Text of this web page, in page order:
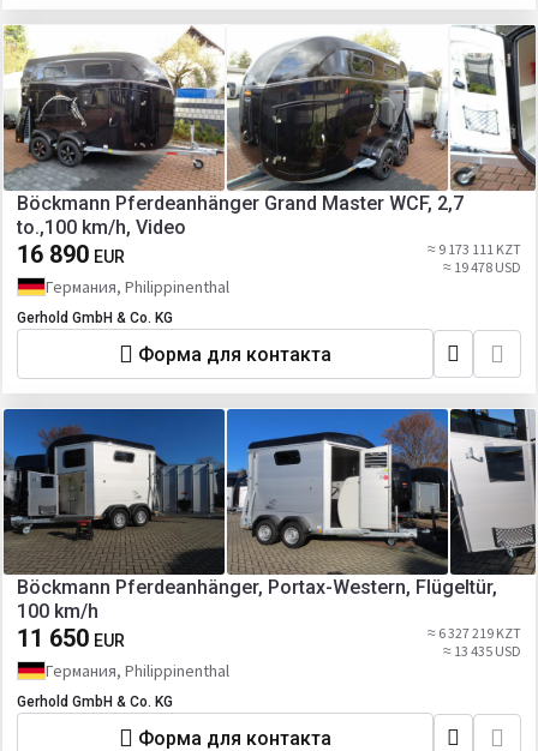
Böckmann Pferdeanhänger Grand Master WCF, 2,7
to.,100 km/h, Video
16 890 EUR
≈ 9 173 111 KZT
≈ 19 478 USD
Германия, Philippinenthal
Gerhold GmbH & Co. KG
Форма для контакта
Böckmann Pferdeanhänger, Portax-Western, Flügeltür,
100 km/h
11 650 EUR
≈ 6 327 219 KZT
≈ 13 435 USD
Германия, Philippinenthal
Gerhold GmbH & Co. KG
Форма для контакта